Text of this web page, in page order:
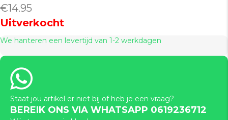
€14.95
Uitverkocht
We hanteren een levertijd van 1-2 werkdagen
Staat jou artikel er niet bij of heb je een vraag?
BEREIK ONS VIA WHATSAPP 0619236712